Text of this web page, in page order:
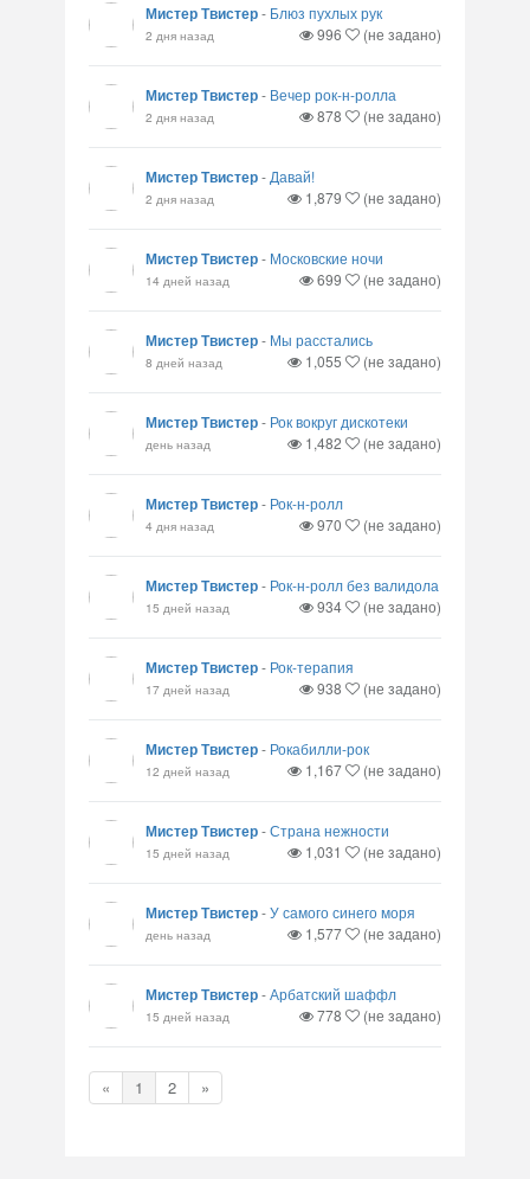
Мистер Твистер- Блюз пухлых рук
2 дня назад 996 (не задано)
Мистер Твистер- Вечер рок-н-ролла
2 дня назад 878 (не задано)
Мистер Твистер- Давай!
2 дня назад 1,879 (не задано)
Мистер Твистер- Московские ночи
14 дней назад 699 (не задано)
Мистер Твистер- Мы расстались
8 дней назад 1,055 (не задано)
Мистер Твистер- Рок вокруг дискотеки
день назад 1,482 (не задано)
Мистер Твистер- Рок-н-ролл
4 дня назад 970 (не задано)
Мистер Твистер- Рок-н-ролл без валидола
15 дней назад 934 (не задано)
Мистер Твистер- Рок-терапия
17 дней назад 938 (не задано)
Мистер Твистер- Рокабилли-рок
12 дней назад 1,167 (не задано)
Мистер Твистер-Страна нежности
15 дней назад 1,031 (не задано)
Мистер Твистер-У самого синего моря
день назад 1,577 (не задано)
Мистер Твистер-Арбатский шаффл
15 дней назад 778 (не задано)
« 1 2 »